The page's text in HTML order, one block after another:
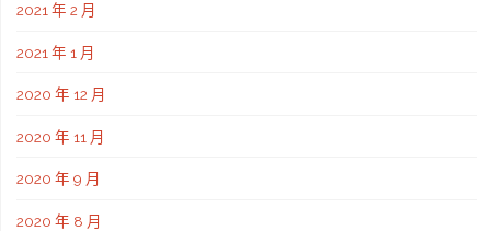
2021 年 2 月
2021 年 1 月
2020 年 12 月
2020 年 11 月
2020 年 9 月
2020 年 8 月